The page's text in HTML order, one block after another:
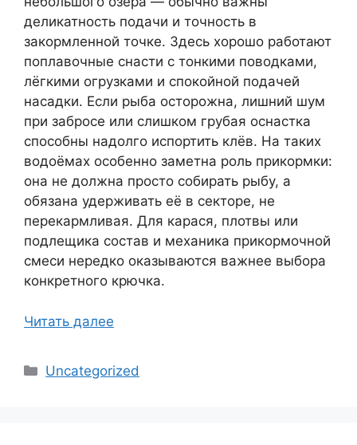
деликатность подачи и точность в
закормленной точке. Здесь хорошо работают
поплавочные снасти с тонкими поводками,
лёгкими огрузками и спокойной подачей
насадки. Если рыба осторожна, лишний шум
при забросе или слишком грубая оснастка
способны надолго испортить клёв. На таких
водоёмах особенно заметна роль прикормки:
она не должна просто собирать рыбу, а
обязана удерживать её в секторе, не
перекармливая. Для карася, плотвы или
подлещика состав и механика прикормочной
смеси нередко оказываются важнее выбора
конкретного крючка.
Читать далее
Рубрики
Uncategorized